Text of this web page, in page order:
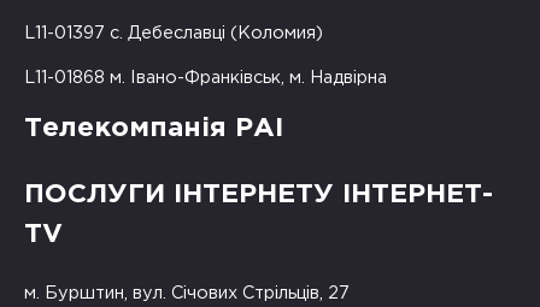
L11-01397 с. Дебеславці (Коломия)
L11-01868 м. Івано-Франківськ, м. Надвірна
Телекомпанія РАІ
ПОСЛУГИ ІНТЕРНЕТУ ІНТЕРНЕТ-
TV
м. Бурштин, вул. Січових Стрільців, 27